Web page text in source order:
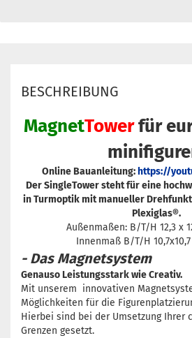
BESCHREIBUNG
MagnetTowerfür
Online Bauanleitung: https://
Der SingleTower steht für eine
in Turmoptik mit manueller
Plexiglas®.
Außenmaßen: B/T/H 12,3 x
Innenmaß B/T/H
- Das Magnetsystem
Genauso Leistungsstark wie Creativ.
Mit unserem innovativen
Möglichkeiten für die
Hierbei sind bei der Umsetzung Ihrer
Grenzen gesetzt.